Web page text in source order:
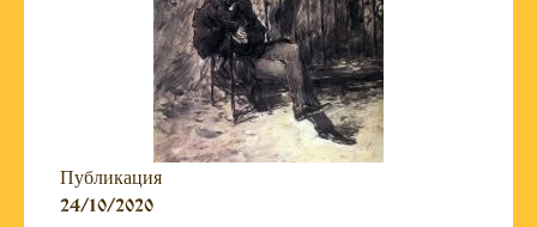
Публикация
24/10/2020